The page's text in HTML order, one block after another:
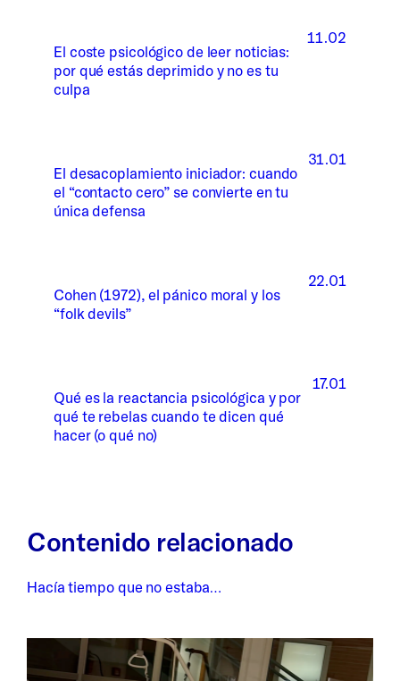
El coste psicológico de leer noticias:
por qué estás deprimido y no es tu
culpa
11.02
El desacoplamiento iniciador: cuando
el “contacto cero” se convierte en tu
única defensa
31.01
Cohen (1972), el pánico moral y los
“folk devils”
22.01
Qué es la reactancia psicológica y por
qué te rebelas cuando te dicen qué
hacer (o qué no)
17.01
Contenido relacionado
Hacía tiempo que no estaba…